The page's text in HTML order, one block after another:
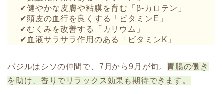
✔︎健やかな皮膚や粘膜を育む「β-カロテン」
✔︎頭皮の血行を良くする「ビタミンE」
✔︎むくみを改善する「カリウム」
✔︎血液サラサラ作用のある「ビタミンK」
バジルはシソの仲間で、7月から9月が旬。
胃腸の働き
を助け、香りでリラックス効果も期待できます。